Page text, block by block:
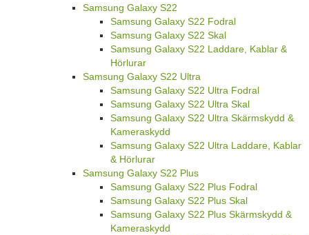
Samsung Galaxy S22
Samsung Galaxy S22 Fodral
Samsung Galaxy S22 Skal
Samsung Galaxy S22 Laddare, Kablar &
Hörlurar
Samsung Galaxy S22 Ultra
Samsung Galaxy S22 Ultra Fodral
Samsung Galaxy S22 Ultra Skal
Samsung Galaxy S22 Ultra Skärmskydd &
Kameraskydd
Samsung Galaxy S22 Ultra Laddare, Kablar
& Hörlurar
Samsung Galaxy S22 Plus
Samsung Galaxy S22 Plus Fodral
Samsung Galaxy S22 Plus Skal
Samsung Galaxy S22 Plus Skärmskydd &
Kameraskydd